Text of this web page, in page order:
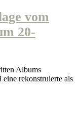
vom
20-
Albums
rekonstruierte als